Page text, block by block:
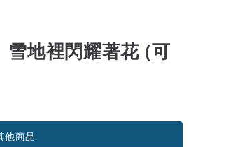
雪地裡閃耀著花 (可
他商品